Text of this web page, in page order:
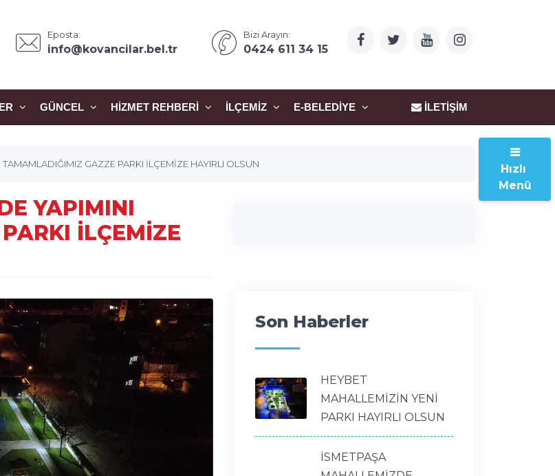
Eposta:
info@kovancilar.bel.tr
Bizi Arayın:
0424 611 34 15
GÜNCEL HIZMET REHBERI İLÇEMIZ E-BELEDIYE İLETIŞIM
GAZZE PARKI İLÇEMİZE HAYIRLI OLSUN
YAPIMINI
İLÇEMİZE
Son Haberler
HEYBET
MAHALLEMİZİN YENİ
PARKI HAYIRLI OLSUN
İSMETPAŞA
Hızlı
Menü